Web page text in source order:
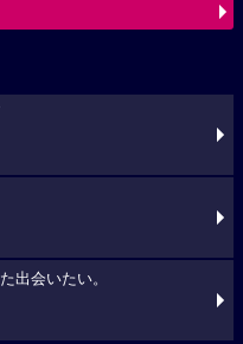
出会いたい。